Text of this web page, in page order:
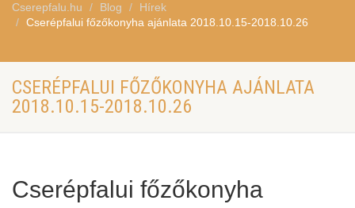
Cserepfalu.hu Blog
Hírek
Cserépfalui főzőkonyha ajánlata 2018.10.15-2018.10.26
CSERÉPFALUI FŐZŐKONYHA AJÁNLATA
2018.10.15-2018.10.26
Cserépfalui főzőkonyha